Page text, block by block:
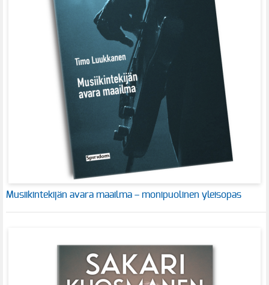
Musiikintekijän avara maailma – monipuolinen yleisopas